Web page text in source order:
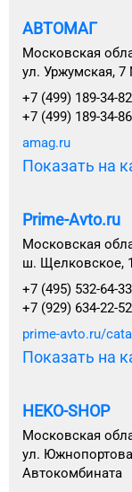
АВТОМАГ
Московская
ул. Уржумская,
+7 (499) 189-34-82
+7 (499) 189-34-86
amag.ru
Показать на
Prime-Avto.ru
Московская
ш. Щелковское,
+7 (495) 532-64-33
+7 (929) 634-22-52
prime-avto.ru/
Показать на
HEKO-SHOP
Московская
ул.
Автокомбината